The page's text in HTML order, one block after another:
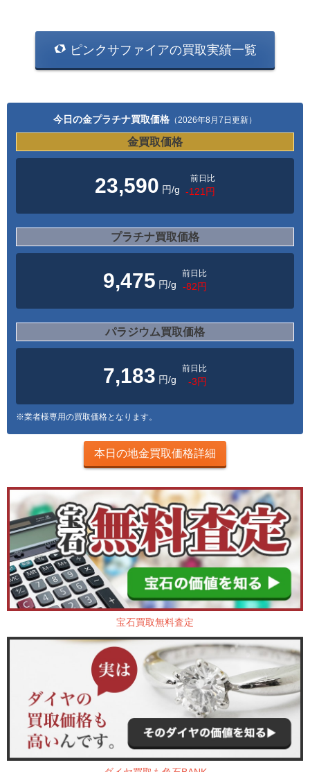
ピンクサファイアの買取実績一覧
今日の金プラチナ買取価格 （2026年8月7日更新）
金買取価格
23,590 円/g
前日比
-121円
プラチナ買取価格
9,475 円/g
前日比
-82円
パラジウム買取価格
7,183 円/g
前日比
-3円
※業者様専用の買取価格となります。
本日の地金買取価格詳細
宝石買取無料査定